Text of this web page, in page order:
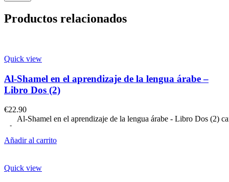
Productos relacionados
Quick view
Al-Shamel en el aprendizaje de la lengua árabe –
Libro Dos (2)
€22.90
Al-Shamel en el aprendizaje de la lengua árabe - Libro Dos (2)
Añadir al carrito
Quick view